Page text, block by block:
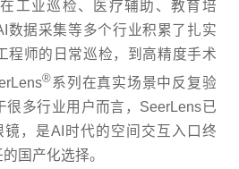
工业巡检、医疗辅助、教育培
数据采集等多个行业积累了扎实
程师的日常巡检，到高精度手术
®系列在真实场景中反复验
多行业用户而言， SeerLens已
镜，是AI 时代的空间交互入口终
国产化选择。